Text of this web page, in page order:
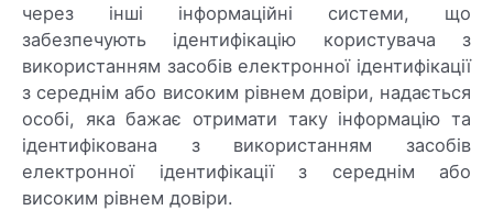
через інші інформаційні системи, що
забезпечують ідентифікацію користувача з
використанням засобів електронної ідентифікації
з середнім або високим рівнем довіри, надається
особі, яка бажає отримати таку інформацію та
ідентифікована з використанням засобів
електронної ідентифікації з середнім або
високим рівнем довіри.